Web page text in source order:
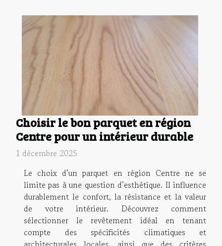
Choisir le bon parquet en région
Centre pour un intérieur durable
1 décembre 2025
Le choix d’un parquet en région Centre ne se
limite pas à une question d’esthétique. Il influence
durablement le confort, la résistance et la valeur
de votre intérieur. Découvrez comment
sélectionner le revêtement idéal en tenant
compte des spécificités climatiques et